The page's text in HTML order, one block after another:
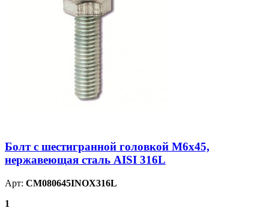
Болт с шестигранной головкой М6х45,
нержавеющая сталь AISI 316L
Арт: CM080645INOX316L
1